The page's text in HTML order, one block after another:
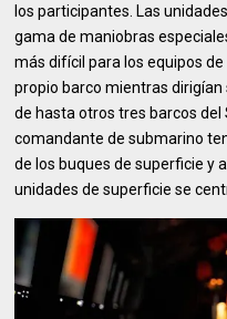
los participantes. Las
gama de maniobras
más difícil para los equipos
propio barco mientras
de hasta otros tres barcos del
comandante de submarino
de los buques de superficie y
unidades de superficie se